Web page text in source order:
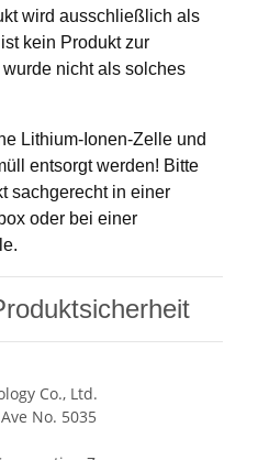
wird ausschließlich als
kein Produkt zur
nicht als solches
Lithium-Ionen-Zelle und
entsorgt werden! Bitte
sachgerecht in einer
oder bei einer
Co., Ltd.
No. 5035